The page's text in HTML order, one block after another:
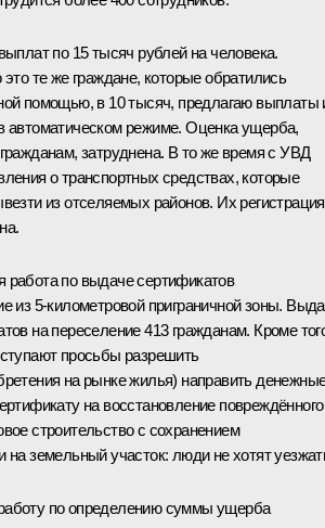
по 15 тысяч рублей на человека.
те же граждане, которые обратились
помощью, в 10 тысяч, предлагаю выплаты
автоматическом режиме. Оценка ущерба,
гражданам, затруднена. В то же время с УВД
о транспортных средствах, которые
из отселяемых районов. Их регистрация
работа по выдаче сертификатов
из 5-километровой приграничной зоны.
на переселение 413 гражданам. Кроме
просьбы разрешить
на рынке жилья) направить
на восстановление повреждённого
строительство с сохранением
на земельный участок: люди не хотят
по определению суммы ущерба